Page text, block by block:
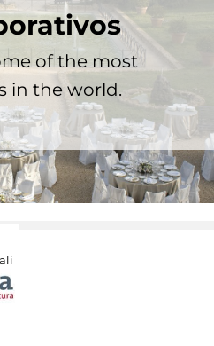
of the most
in the world.